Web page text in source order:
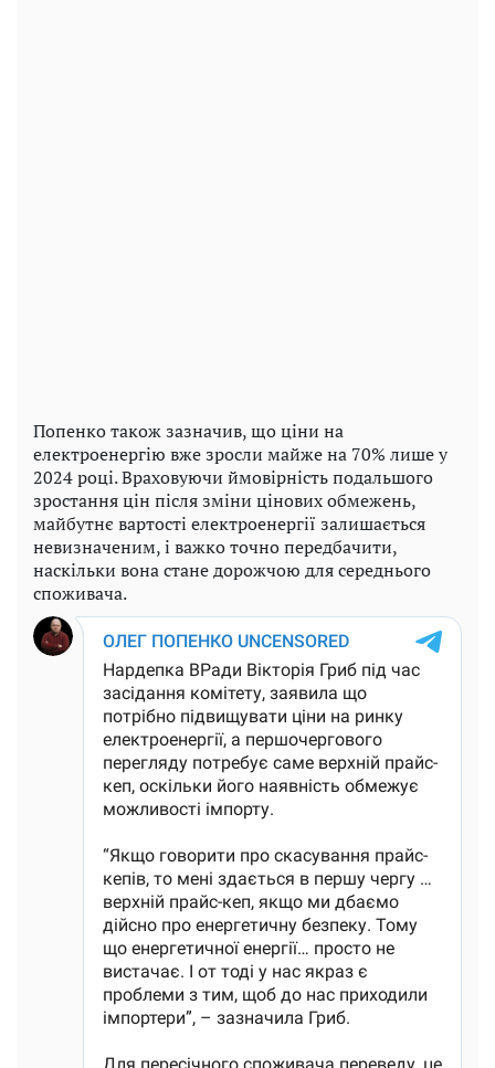
Попенко також зазначив, що ціни на
електроенергію вже зросли майже на 70% лише у
2024 році. Враховуючи ймовірність подальшого
зростання цін після зміни цінових обмежень,
майбутнє вартості електроенергії залишається
невизначеним, і важко точно передбачити,
наскільки вона стане дорожчою для середнього
споживача.